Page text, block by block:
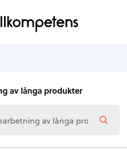
av långa produkter